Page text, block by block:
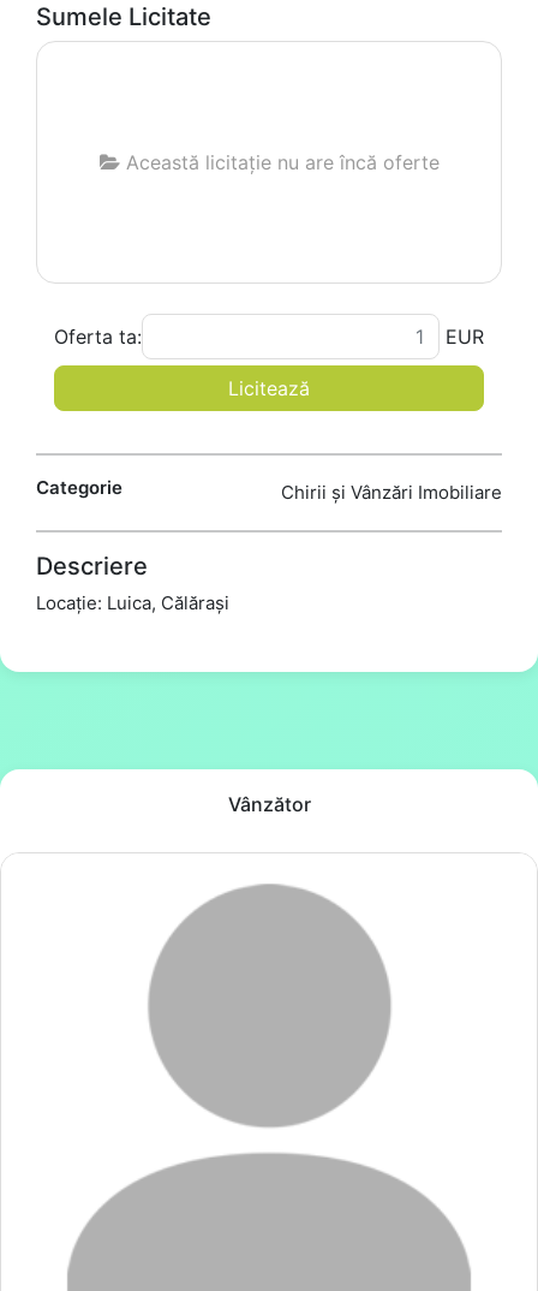
Sumele Licitate
Această licitație nu are încă oferte
Oferta ta: EUR
Licitează
Categorie Chirii și Vânzări Imobiliare
Descriere
Locație: Luica, Călărași
Vânzător